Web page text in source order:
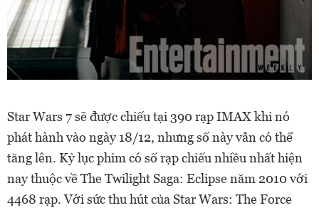
Star Wars 7 sẽ được chiếu tại 390 rạp IMAX khi nó
phát hành vào ngày 18/12, nhưng số này vẫn có thể
tăng lên. Kỷ lục phim có số rạp chiếu nhiều nhất hiện
nay thuộc về The Twilight Saga: Eclipse năm 2010 với
4468 rạp. Với sức thu hút của Star Wars: The Force